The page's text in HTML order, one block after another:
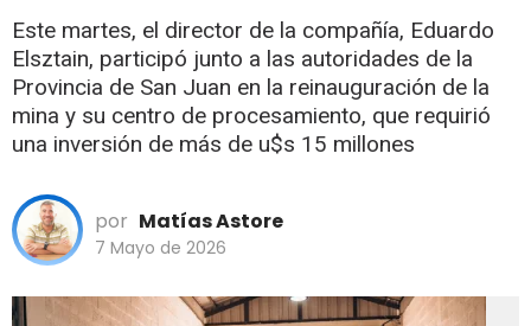
Este martes, el director de la compañía, Eduardo
Elsztain, participó junto a las autoridades de la
Provincia de San Juan en la reinauguración de la
mina y su centro de procesamiento, que requirió
una inversión de más de u$s 15 millones
por Matías Astore
7 Mayo de 2026